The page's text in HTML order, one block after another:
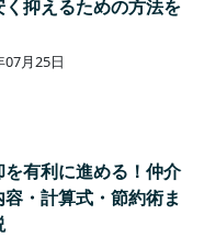
抑えるための方法を
月25日
有利に進める！仲介
・計算式・節約術ま